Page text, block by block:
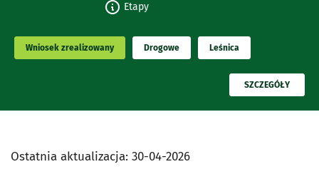
Etapy
Wniosek zrealizowany Drogowe Leśnica
PRZECZYTAJ
SZCZEGÓŁY
Ostatnia aktualizacja: 30-04-2026